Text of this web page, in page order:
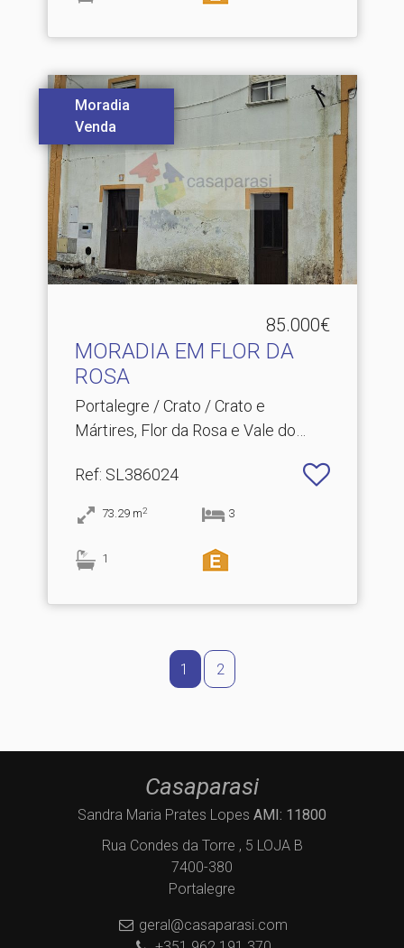
Moradia
Venda
85.000€
MORADIA EM FLOR DA
ROSA
Portalegre / Crato / Crato e
Mártires, Flor da Rosa e Vale do
Ref: SL386024
73.29 m2 3
1
1 2
Casaparasi
Sandra Maria Prates Lopes AMI: 11800
Rua Condes da Torre , 5 LOJA B
7400-380
Portalegre
geral@casaparasi.com